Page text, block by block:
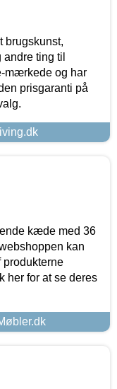
brugskunst,
ting til
mærkede og har
prisgaranti på
kæde med 36
kan
produkterne
her for at se deres